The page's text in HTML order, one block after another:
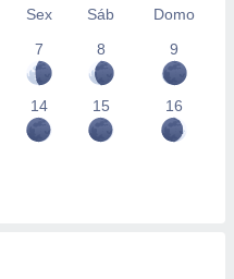
Sex Sáb
Domo
7 8 9
14 15 16